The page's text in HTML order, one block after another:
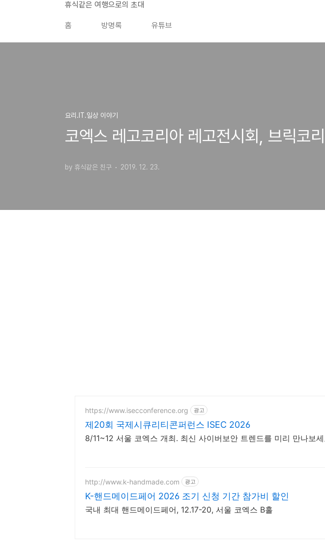
휴식같은 여행으로의 초대
홈 방명록 유튜브
요리.IT.일상 이야기
코엑스 레고코리아 레고전시회, 브릭코
by 휴식같은 친구 2019. 12. 23.
https://www.isecconference.org 광고
제20회 국제시큐리티콘퍼런스 ISEC 2026
8/11~12 서울 코엑스 개최. 최신 사이버보안 트렌드를 미리 만나보
http://www.k-handmade.com 광고
K-핸드메이드페어 2026 조기 신청 기간 참가비 할인
국내 최대 핸드메이드페어, 12.17-20, 서울 코엑스 B홀